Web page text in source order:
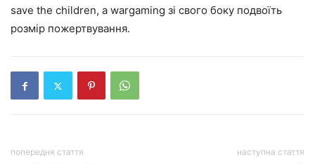
save the children, а wargaming зі свого боку подвоїть
розмір пожертвування.
попередня стаття наступна стаття